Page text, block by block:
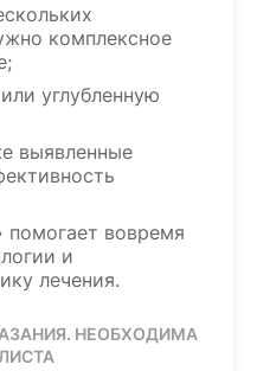
комплексное
углубленную
выявленные
вовремя
и
лечения.
НЕОБХОДИМА